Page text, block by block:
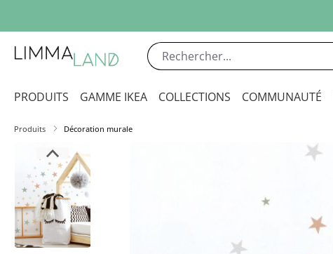
PRODUITS GAMME IKEA COLLECTIONS COMMUNAUTÉ
Produits Décoration murale